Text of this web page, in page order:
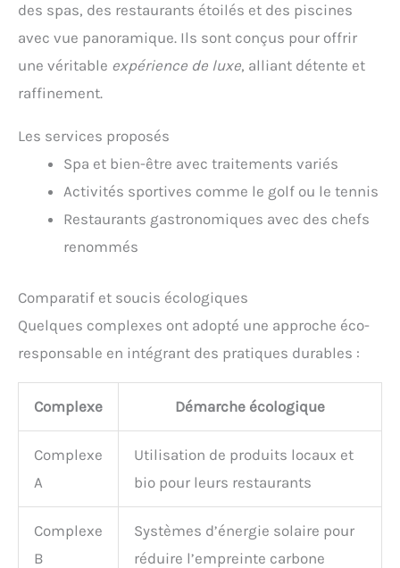
des spas, des restaurants étoilés et des piscines
avec vue panoramique. Ils sont conçus pour offrir
une véritable expérience de luxe, alliant détente et
raffinement.
Les services proposés
Spa et bien-être avec traitements variés
Activités sportives comme le golf ou le tennis
Restaurants gastronomiques avec des chefs
renommés
Comparatif et soucis écologiques
Quelques complexes ont adopté une approche éco-
responsable en intégrant des pratiques durables :
Complexe Démarche écologique
Complexe
A
Utilisation de produits locaux et
bio pour leurs restaurants
Complexe
B
Systèmes d’énergie solaire pour
réduire l’empreinte carbone